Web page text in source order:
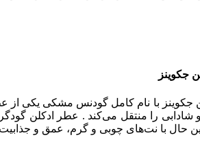
جکوینز
با نام کامل گودنس مشکی یکی
را منتقل می‌کند . عطر ادکلن
حال با نت‌های چوبی و گرم، عمق و